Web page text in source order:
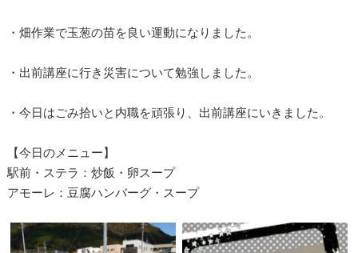
・畑作業で玉葱の苗を良い運動になりました。
・出前講座に行き災害について勉強しました。
・今日はごみ拾いと内職を頑張り、出前講座にいきました。
【今日のメニュー】
駅前・ステラ：炒飯・卵スープ
アモーレ：豆腐ハンバーグ・スープ